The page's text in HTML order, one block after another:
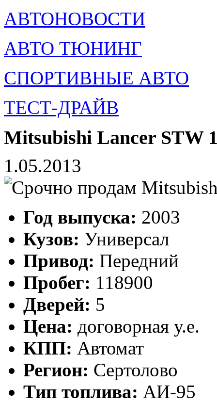
АВТОНОВОСТИ
АВТО ТЮНИНГ
СПОРТИВНЫЕ АВТО
ТЕСТ-ДРАЙВ
Mitsubishi Lancer STW
1.05.2013
Год выпуска: 2003
Кузов: Универсал
Привод: Передний
Пробег: 118900
Дверей: 5
Цена: договорная у.е.
КПП: Автомат
Регион: Сертолово
Тип топлива: АИ-95